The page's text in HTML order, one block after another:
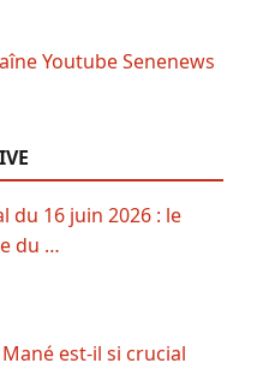
du 16 juin 2026 : le
du …
est-il si crucial